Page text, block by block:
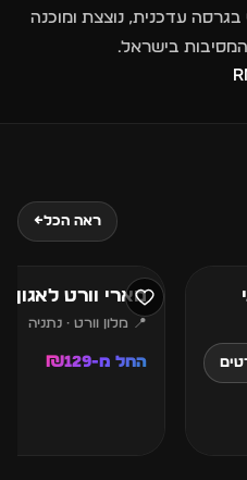
בגרסה עדכנית, נוצצת ומוכנה
בישראל.
ראה הכל←
מארי וורט לאגון
📍 מלון וורט · נתניה
החל מ-₪129